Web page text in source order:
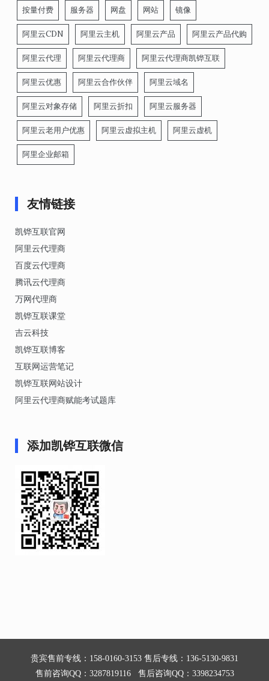
按量付费 服务器 网盘 网站 镜像
阿里云CDN 阿里云主机 阿里云产品 阿里云产品代购
阿里云代理 阿里云代理商 阿里云代理商凯铧互联
阿里云优惠 阿里云合作伙伴 阿里云域名
阿里云对象存储 阿里云折扣 阿里云服务器
阿里云老用户优惠 阿里云虚拟主机 阿里云虚机
阿里企业邮箱
友情链接
凯铧互联官网
阿里云代理商
百度云代理商
腾讯云代理商
万网代理商
凯铧互联课堂
吉云科技
凯铧互联博客
互联网运营笔记
凯铧互联网站设计
阿里云代理商赋能考试题库
添加凯铧互联微信
贵宾售前专线：158-0160-3153 售后专线：136-5130-9831
售前咨询QQ：3287819116 售后咨询QQ：3398234753